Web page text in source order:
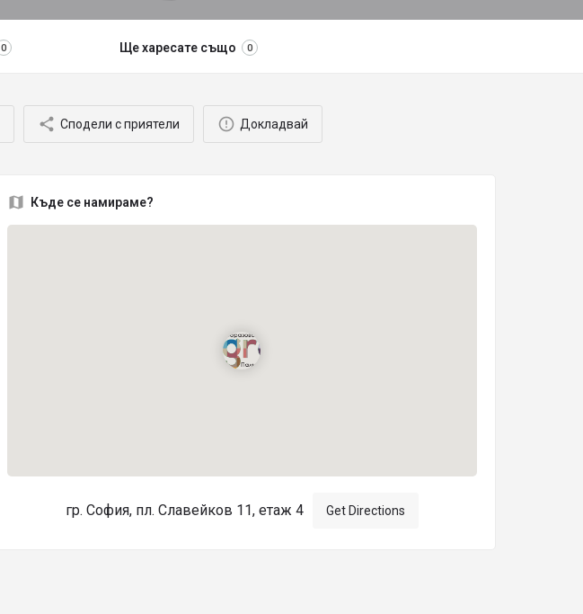
0 Ще харесате също 0
Сподели с приятели Докладвай
Къде се намираме?
гр. София, пл. Славейков 11, етаж 4 Get Directions